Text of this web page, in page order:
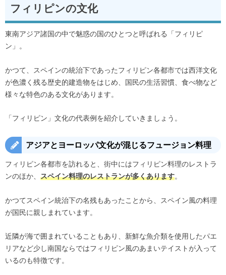
フィリピンの文化
東南アジア諸国の中で魅惑の国のひとつと呼ばれる「フィリピ
ン」。
かつて、スペインの統治下であったフィリピン各都市では西洋文化
が色濃く残る歴史的建造物をはじめ、国民の生活習慣、食べ物など
様々な特色のある文化があります。
「フィリピン」文化の代表例を紹介していきましょう。
アジアとヨーロッパ文化が混じるフュージョン料理
フィリピン各都市を訪れると、街中にはフィリピン料理のレストラ
ンのほか、
スペイン料理のレストランが多くあります。
かつてスペイン統治下の名残もあったことから、スペイン風の料理
が国民に親しまれています。
近隣が海で囲まれていることもあり、新鮮な魚介類を使用したパエ
リアなど少し南国ならではフィリピン風のあまいテイストが入って
いるのも特徴です。